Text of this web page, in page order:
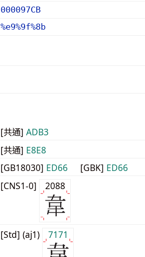
000097CB
%e9%9f%8b
[共通] ADB3
[共通] E8E8
[GB18030] ED66 [GBK] ED66
[CNS1-0] 2088
[Std] (aj1) 7171